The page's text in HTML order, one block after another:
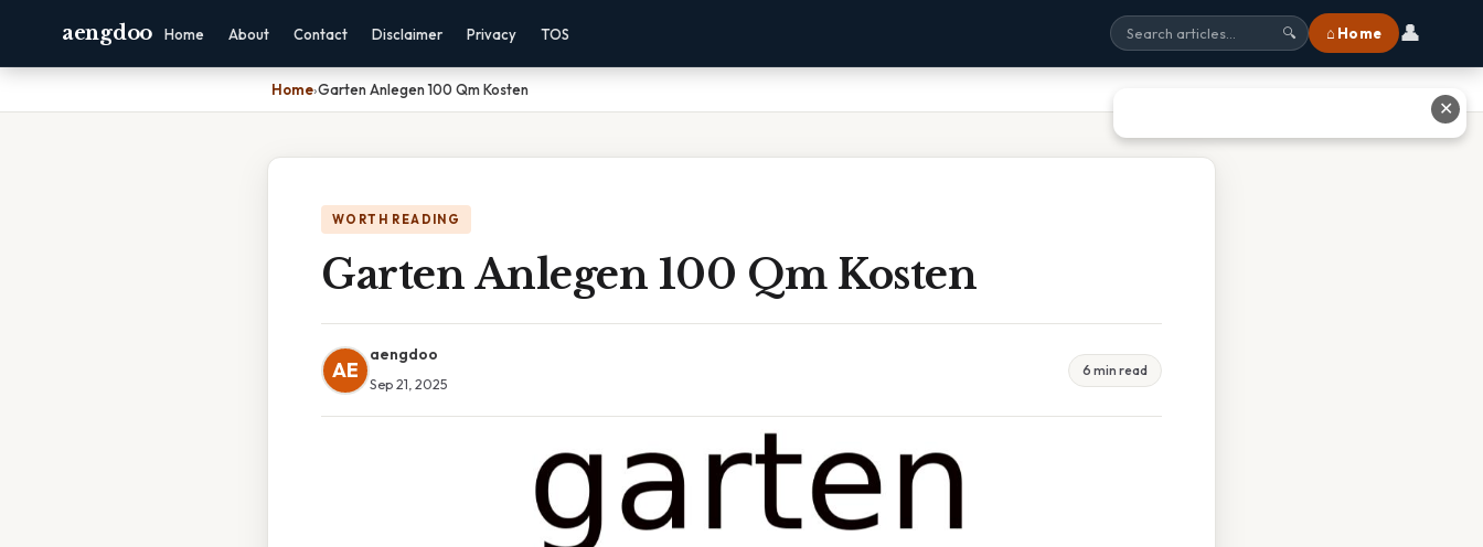
aengdoo Home About Contact Disclaimer Privacy TOS 🔍 ⌂ Home 👤
Home›Garten Anlegen 100 Qm Kosten
WORTH READING
Garten Anlegen 100 Qm Kosten
AE
aengdoo
Sep 21, 2025
6 min read
✕